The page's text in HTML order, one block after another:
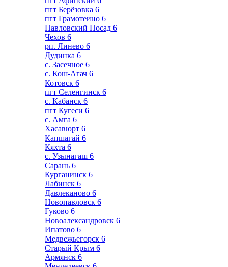
пгт Берёзовка 6
пгт Грамотеино 6
Павловский Посад 6
Чехов 6
рп. Линево 6
Дудинка 6
с. Засечное 6
с. Кош-Агач 6
Котовск 6
пгт Селенгинск 6
с. Кабанск 6
пгт Кугеси 6
с. Амга 6
Хасавюрт 6
Капшагай 6
Кяхта 6
с. Узынагаш 6
Сарань 6
Курганинск 6
Лабинск 6
Давлеканово 6
Новопавловск 6
Гуково 6
Новоалександровск 6
Ипатово 6
Медвежьегорск 6
Старый Крым 6
Армянск 6